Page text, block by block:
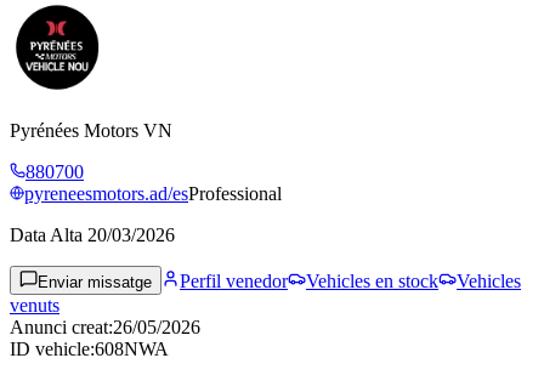
Pyrénées Motors VN
880700
pyreneesmotors.ad/esProfessional
Data Alta 20/03/2026
Enviar missatge Perfil venedor Vehicles en stock
Vehicles
venuts
Anunci creat:26/05/2026
ID vehicle:608NWA